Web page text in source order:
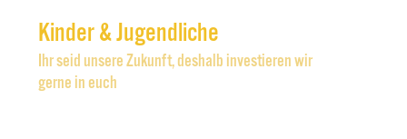
Kinder & Jugendliche
Ihr seid unsere Zukunft, deshalb investieren wir
gerne in euch